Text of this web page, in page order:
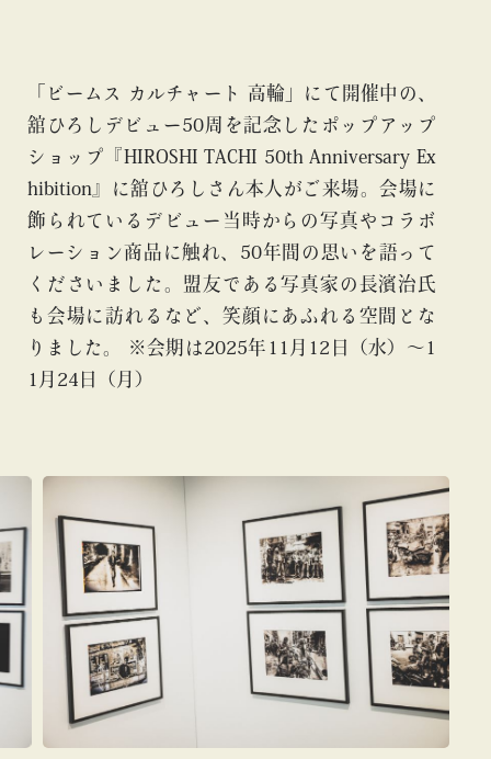
blog blog
「ビームス カルチャート 高輪」にて開催中の、
舘ひろしデビュー50周を記念したポップアップ
ショップ『HIROSHI TACHI 50th Anniversary Ex
hibition』に舘ひろしさん本人がご来場。会場に
飾られているデビュー当時からの写真やコラボ
レーション商品に触れ、50年間の思いを語って
くださいました。盟友である写真家の長濱治氏
も会場に訪れるなど、笑顔にあふれる空間とな
りました。 ※会期は2025年11月12日（水）〜1
1月24日（月）